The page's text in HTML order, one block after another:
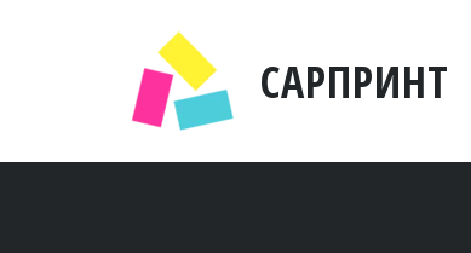
САРПРИНТ